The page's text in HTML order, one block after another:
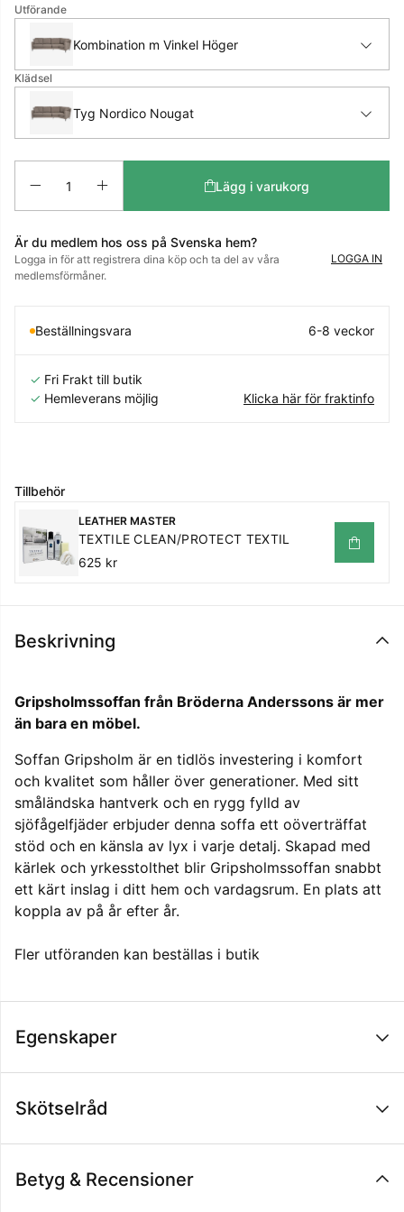
Utförande
Kombination m Vinkel Höger
Klädsel
Tyg Nordico Nougat
Lägg i varukorg
Är du medlem hos oss på Svenska hem?
Logga in för att registrera dina köp och ta del av våra
medlemsförmåner.
LOGGA IN
Beställningsvara 6-8 veckor
✓ Fri Frakt till butik
✓ Hemleverans möjlig Klicka här för fraktinfo
Tillbehör
LEATHER MASTER
TEXTILE CLEAN/PROTECT TEXTIL
625 kr
Beskrivning
Gripsholmssoffan från Bröderna Anderssons är mer
än bara en möbel.
Soffan Gripsholm är en tidlös investering i komfort
och kvalitet som håller över generationer. Med sitt
småländska hantverk och en rygg fylld av
sjöfågelfjäder erbjuder denna soffa ett oöverträffat
stöd och en känsla av lyx i varje detalj. Skapad med
kärlek och yrkesstolthet blir Gripsholmssoffan snabbt
ett kärt inslag i ditt hem och vardagsrum. En plats att
koppla av på år efter år.
Fler utföranden kan beställas i butik
Egenskaper
Skötselråd
Betyg & Recensioner